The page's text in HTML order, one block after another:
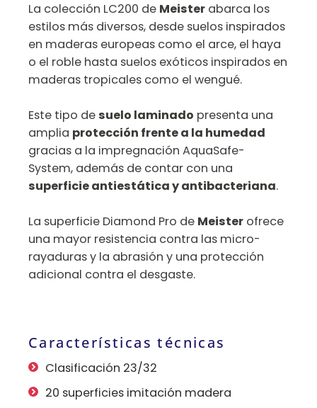
La colección LC200 de Meister abarca los
estilos más diversos, desde suelos inspirados
en maderas europeas como el arce, el haya
o el roble hasta suelos exóticos inspirados en
maderas tropicales como el wengué.
Este tipo desuelo laminado presenta una
amplia protección frente a la humedad
gracias a la impregnación AquaSafe-
System, además de contar con una
superficie antiestática y antibacteriana.
La superficie Diamond Pro de Meister ofrece
una mayor resistencia contra las micro-
rayaduras y la abrasión y una protección
adicional contra el desgaste.
Características técnicas
Clasificación 23/32
20 superficies imitación madera